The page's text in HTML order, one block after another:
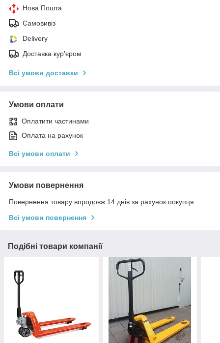
Нова Пошта
Самовивіз
Delivery
Доставка кур'єром
Всі умови доставки
Умови оплати
Оплатити частинами
Оплата на рахунок
Всі умови оплати
Умови повернення
Повернення товару впродовж 14 днів за рахунок покупця
Всі умови повернення
Подібні товари компанії